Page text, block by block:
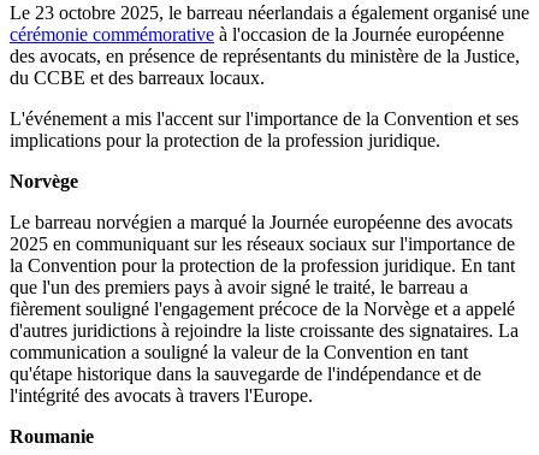
Le 23 octobre 2025, le barreau néerlandais a également organisé une
cérémonie commémorative à l'occasion de la Journée européenne
des avocats, en présence de représentants du ministère de la Justice,
du CCBE et des barreaux locaux.
L'événement a mis l'accent sur l'importance de la Convention et ses
implications pour la protection de la profession juridique.
Norvège
Le barreau norvégien a marqué la Journée européenne des avocats
2025 en communiquant sur les réseaux sociaux sur l'importance de
la Convention pour la protection de la profession juridique. En tant
que l'un des premiers pays à avoir signé le traité, le barreau a
fièrement souligné l'engagement précoce de la Norvège et a appelé
d'autres juridictions à rejoindre la liste croissante des signataires. La
communication a souligné la valeur de la Convention en tant
qu'étape historique dans la sauvegarde de l'indépendance et de
l'intégrité des avocats à travers l'Europe.
Roumanie